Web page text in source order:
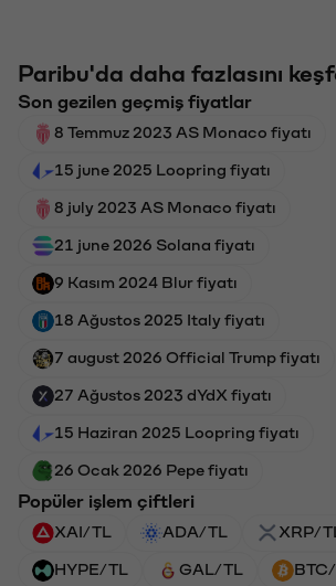
Paribu'da daha fazlasını
Son gezilen geçmiş fiyatlar
8 Temmuz 2023 AS Monaco fiyatı
15 june 2025 Loopring fiyatı
8 july 2023 AS Monaco fiyatı
21 june 2026 Solana fiyatı
9 Kasım 2024 Blur fiyatı
18 Ağustos 2025 Italy fiyatı
7 august 2026 Official Trump fiyatı
27 Ağustos 2023 dYdX fiyatı
15 Haziran 2025 Loopring fiyatı
26 Ocak 2026 Pepe fiyatı
Popüler işlem çiftleri
XAI/TL ADA/TL XRP/TL
HYPE/TL GAL/TL BTC/